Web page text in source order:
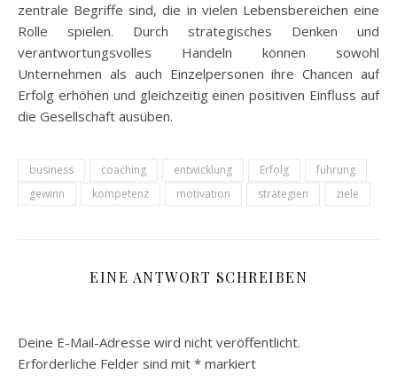
zentrale Begriffe sind, die in vielen Lebensbereichen eine
Rolle spielen. Durch strategisches Denken und
verantwortungsvolles Handeln können sowohl
Unternehmen als auch Einzelpersonen ihre Chancen auf
Erfolg erhöhen und gleichzeitig einen positiven Einfluss auf
die Gesellschaft ausüben.
business coaching entwicklung Erfolg
führung
gewinn
kompetenz motivation strategien ziele
EINE ANTWORT SCHREIBEN
Deine E-Mail-Adresse wird nicht veröffentlicht.
Erforderliche Felder sind mit * markiert